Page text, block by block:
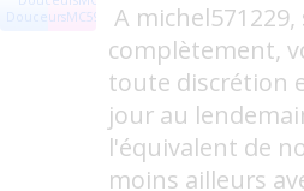
DouceursMC59
A
complètement,
toute discrétion
jour au
l'équivalent de
moins ailleurs